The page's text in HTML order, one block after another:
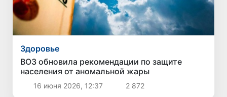
Здоровье
ВОЗ обновила рекомендации по защите
населения от аномальной жары
16 июня 2026, 12:37 2 872